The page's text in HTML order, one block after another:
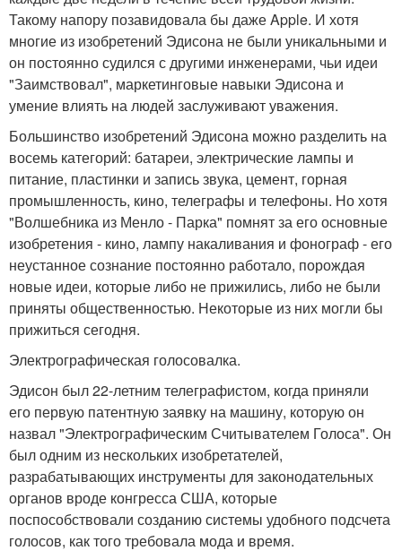
Такому напору позавидовала бы даже Apple. И хотя
многие из изобретений Эдисона не были уникальными и
он постоянно судился с другими инженерами, чьи идеи
"Заимствовал", маркетинговые навыки Эдисона и
умение влиять на людей заслуживают уважения.
Большинство изобретений Эдисона можно разделить на
восемь категорий: батареи, электрические лампы и
питание, пластинки и запись звука, цемент, горная
промышленность, кино, телеграфы и телефоны. Но хотя
"Волшебника из Менло - Парка" помнят за его основные
изобретения - кино, лампу накаливания и фонограф - его
неустанное сознание постоянно работало, порождая
новые идеи, которые либо не прижились, либо не были
приняты общественностью. Некоторые из них могли бы
прижиться сегодня.
Электрографическая голосовалка.
Эдисон был 22-летним телеграфистом, когда приняли
его первую патентную заявку на машину, которую он
назвал "Электрографическим Считывателем Голоса". Он
был одним из нескольких изобретателей,
разрабатывающих инструменты для законодательных
органов вроде конгресса США, которые
поспособствовали созданию системы удобного подсчета
голосов, как того требовала мода и время.